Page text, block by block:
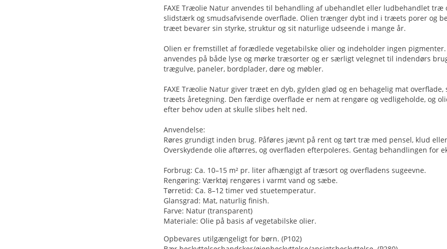
FAXE Træolie Natur anvendes til behandling af ubehandlet eller ludbehandlet træ
slidstærk og smudsafvisende overflade. Olien trænger dybt ind i træets porer og
træet bevarer sin styrke, struktur og sit naturlige udseende i mange år.
Olien er fremstillet af forædlede vegetabilske olier og indeholder ingen pigmenter.
anvendes på både lyse og mørke træsorter og er særligt velegnet til indendørs
trægulve, paneler, bordplader, døre og møbler.
FAXE Træolie Natur giver træet en dyb, gylden glød og en behagelig mat
træets åretegning. Den færdige overflade er nem at rengøre og vedligeholde, og
efter behov uden at skulle slibes helt ned.
Anvendelse:
Røres grundigt inden brug. Påføres jævnt på rent og tørt træ med pensel, klud
Overskydende olie aftørres, og overfladen efterpoleres. Gentag behandlingen for
Forbrug: Ca. 10–15 m² pr. liter afhængigt af træsort og overfladens sugeevne.
Rengøring: Værktøj rengøres i varmt vand og sæbe.
Tørretid: Ca. 8–12 timer ved stuetemperatur.
Glansgrad: Mat, naturlig finish.
Farve: Natur (transparent)
Materiale: Olie på basis af vegetabilske olier.
Opbevares utilgængeligt for børn. (P102)